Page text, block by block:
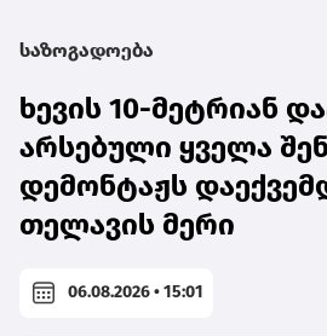
საზოგადოება
ხევის 10-მეტრიან
არსებული ყველა
დემონტაჟს
თელავის მერი
06.08.2026 • 15:01